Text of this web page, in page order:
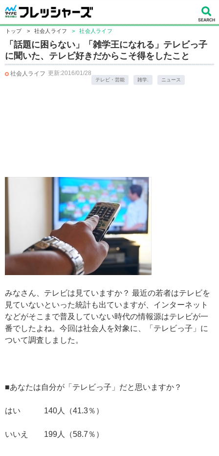
トップ > 社会人ライフ > 社会人ライフ
「話題に困らない」「雑学王になれる」テレビっ子
に聞いた、テレビ好きだからこそ得をしたこと
社会人ライフ 更新:2016/01/28
テレビ・芸能 雑学. ニュース
みなさん、テレビは見ていますか？ 最近の若者はテレビを
見ていないといった統計も出ていますが、インターネット
などがそこまで普及していない時代の情報源はテレビが一
番でしたよね。今回は社会人を対象に、「テレビっ子」に
ついて調査しました。
■あなたは自分が「テレビっ子」だと思いますか？
はい 140人（41.3％）
いいえ 199人（58.7％）